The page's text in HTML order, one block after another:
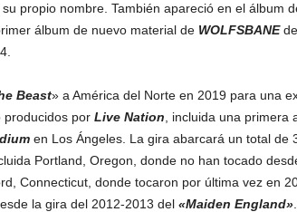
propio nombre. También apareció en el álbum
álbum de nuevo material de WOLFSBANE
Beast» a América del Norte en 2019 para una
producidos por Live Nation , incluida una primera
en Los Ángeles. La gira abarcará un total de
Portland, Oregon, donde no han tocado
Connecticut, donde tocaron por última vez en
la gira del 2012-2013 del «Maiden England».